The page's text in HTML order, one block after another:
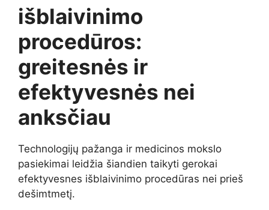
išblaivinimo
procedūros:
greitesnės ir
efektyvesnės nei
anksčiau
Technologijų pažanga ir medicinos mokslo
pasiekimai leidžia šiandien taikyti gerokai
efektyvesnes išblaivinimo procedūras nei prieš
dešimtmetį.